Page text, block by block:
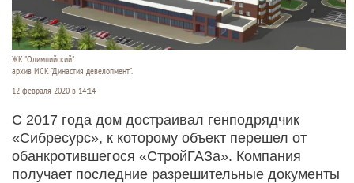
ЖК "Олимпийский".
архив ИСК "Династия девелопмент".
12 февраля 2020 в 14:14
С 2017 года дом достраивал генподрядчик
«Сибресурс», к которому объект перешел от
обанкротившегося «СтройГАЗа». Компания
получает последние разрешительные документы